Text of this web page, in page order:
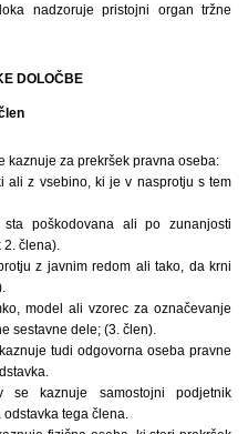
nadzoruje pristojni organ tržne
DOLOČBE
kaznuje za prekršek pravna oseba:
ali z vsebino, ki je v nasprotju s tem
poškodovana ali po zunanjosti
člena).
z javnim redom ali tako, da krni
model ali vzorec za označevanje
sestavne dele; (3. člen).
tudi odgovorna oseba pravne
kaznuje samostojni podjetnik
tega člena.